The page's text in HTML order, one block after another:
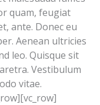
quam, feugiat
ante. Donec eu
Aenean ultricies
leo. Quisque sit
Vestibulum
vitae.